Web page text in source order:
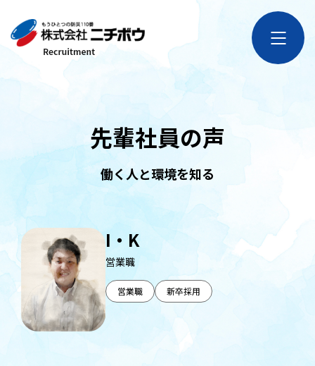
先輩社員の声
働く人と環境を知る
I・K
営業職
営業職 新卒採用